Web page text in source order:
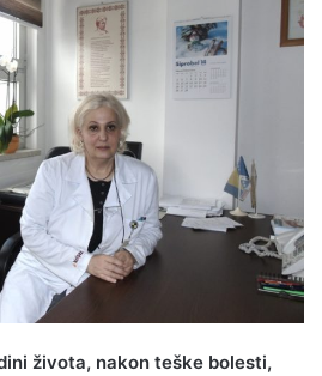
života, nakon teške bolesti,